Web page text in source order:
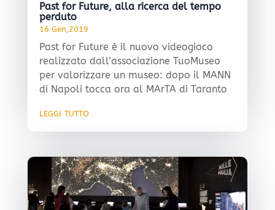
Past for Future, alla ricerca del tempo
perduto
16 Gen,2019
Past for Future è il nuovo videogioco
realizzato dall’associazione TuoMuseo
per valorizzare un museo: dopo il MANN
di Napoli tocca ora al MArTA di Taranto
leggi tutto